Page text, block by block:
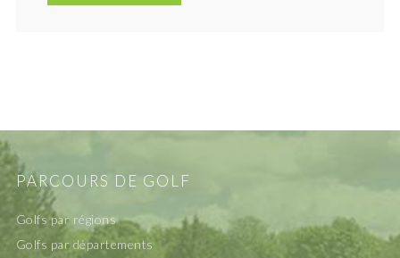
PARCOURS DE GOLF
Golfs par régions
Golfs par départements